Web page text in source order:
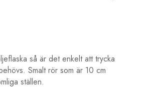
så är det enkelt att trycka
Smalt rör som är 10 cm
ställen.